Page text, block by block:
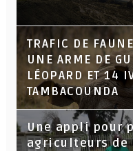
TRAFIC DE
UNE ARME DE
LÉOPARD ET 14
TAMBACOUNDA
Une appli pour
agriculteurs de